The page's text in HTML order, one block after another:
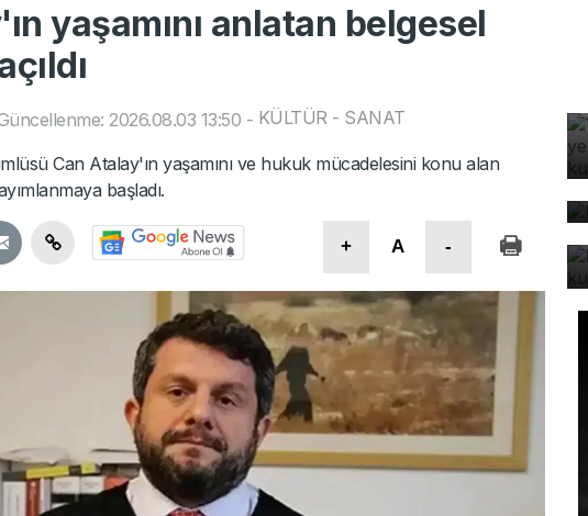
yaşamını anlatan belgesel
2026.08.03 13:50 - KÜLTÜR - SANAT
Can Atalay'ın yaşamını ve hukuk mücadelesini konu alan
başladı.
+ A -